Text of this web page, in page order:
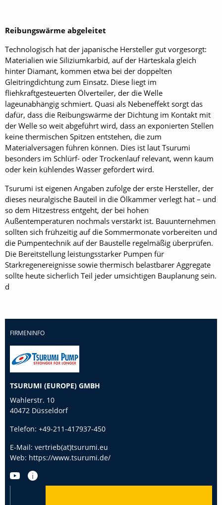
Reibungswärme abgeleitet
Technologisch hat der japanische Hersteller gut vorgesorgt:
Materialien wie Siliziumkarbid, auf der Härteskala gleich
hinter Diamant, kommen etwa bei der doppelten
Gleitringdichtung zum Einsatz. Diese liegt im
fliehkraftgesteuerten Ölverteiler, der die Welle
lageunabhängig schmiert. Quasi als Nebeneffekt sorgt das
dafür, dass die Reibungswärme der Dichtung im Kontakt mit
der Welle so weit abgeführt wird, dass an exponierten Stellen
keine thermischen Spitzen entstehen, die zum
Materialversagen führen können. Dies ist laut Tsurumi
besonders im Schlürf- oder Trockenlauf relevant, wenn kaum
oder kein kühlendes Wasser gefördert wird.
Tsurumi ist eigenen Angaben zufolge der erste Hersteller, der
dieses neuralgische Bauteil in die Ölkammer verlegt hat – und
so dem Hitzestress entgeht, der bei hohen
Außentemperaturen nochmals verstärkt ist. Bauunternehmen
sollten sich frühzeitig auf die Sommermonate vorbereiten und
die Pumpentechnik auf der Baustelle regelmäßig überprüfen.
Die Bereitstellung leistungsstarker Pumpen für
Starkregenereignisse sowie thermisch belastbarer Aggregate
sollte heute sicherlich Teil jeder umsichtigen Bauplanung sein.
d
FIRMENINFO
TSURUMI (EUROPE) GMBH
Wahlerstr. 10
40472 Düsseldorf
Telefon: +49-211-417937-450
E-Mail: vertrieb(at)tsurumi.eu
Web: https://www.tsurumi.de/